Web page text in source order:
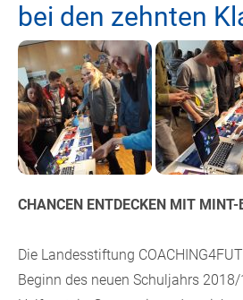
bei den zehnten
CHANCEN ENTDECKEN MIT MINT-
Die Landesstiftung
Beginn des neuen Schuljahrs